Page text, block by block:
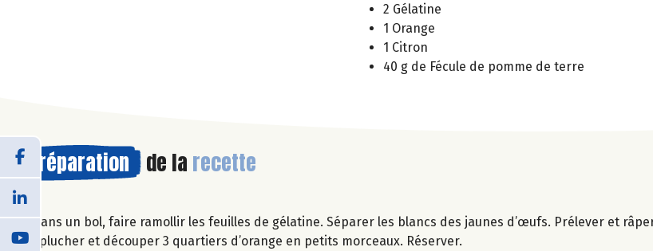
2 Gélatine
1 Orange
1 Citron
40 g de Fécule de pomme de terre
Préparation de la recette
Dans un bol, faire ramollir les feuilles de gélatine. Séparer les blancs des jaunes d’œufs. Prélever et
Éplucher et découper 3 quartiers d’orange en petits morceaux. Réserver.